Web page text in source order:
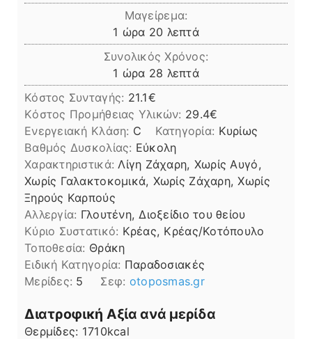
Μαγείρεμα:
1 ώρα
ώρα 20 λεπτά
λεπτά
Συνολικός Χρόνος:
1 ώρα
ώρα 28 λεπτά
λεπτά
Κόστος Συνταγής: 21.1€
Kόστος Προμήθειας Υλικών: 29.4
Ενεργειακή Κλάση: C Κατηγορία: Κυρίως
Βαθμός Δυσκολίας: Εύκολη
Χαρακτηριστικά: Λίγη Ζάχαρη, Χωρίς Αυγό,
Χωρίς Γαλακτοκομικά, Χωρίς Ζάχαρη, Χωρίς
Ξηρούς Καρπούς
Αλλεργία: Γλουτένη, Διοξείδιο του θείου
Kύριο Συστατικό: Κρέας, Κρέας/Κοτόπουλο
Τοποθεσία: Θράκη
Ειδική Κατηγορία: Παραδοσιακές
Μερίδες: 5 Σεφ: otoposmas.gr
Διατροφική Αξία ανά μερίδα
Θερμίδες: 1710kcal